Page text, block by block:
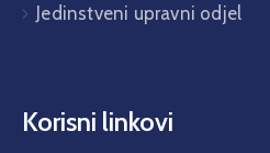
Jedinstveni upravni odjel
Korisni linkovi